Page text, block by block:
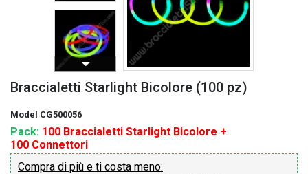
Braccialetti Starlight Bicolore (100 pz)
Model CG500056
Pack: 100 Braccialetti Starlight Bicolore +
100 Connettori
Compra di più e ti costa meno: